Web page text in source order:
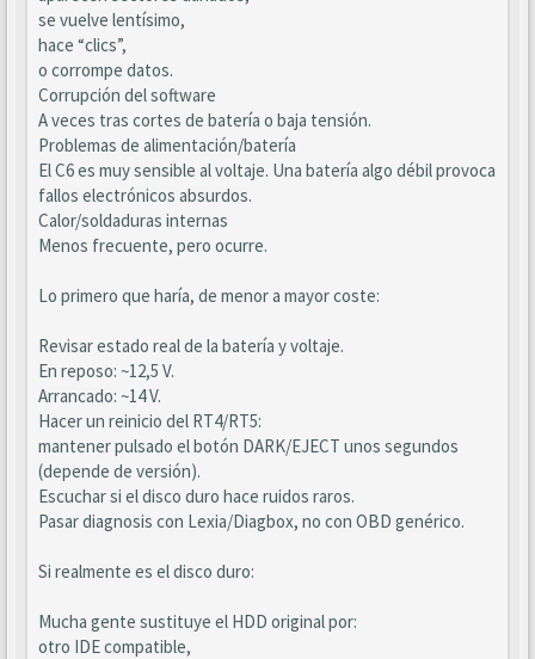
se vuelve lentísimo,
hace “clics”,
o corrompe datos.
Corrupción del software
A veces tras cortes de batería o baja tensión.
Problemas de alimentación/batería
El C6 es muy sensible al voltaje. Una batería algo débil provoca
fallos electrónicos absurdos.
Calor/soldaduras internas
Menos frecuente, pero ocurre.
Lo primero que haría, de menor a mayor coste:
Revisar estado real de la batería y voltaje.
En reposo: ~12,5 V.
Arrancado: ~14 V.
Hacer un reinicio del RT4/RT5:
mantener pulsado el botón DARK/EJECT unos segundos
(depende de versión).
Escuchar si el disco duro hace ruidos raros.
Pasar diagnosis con Lexia/Diagbox, no con OBD genérico.
Si realmente es el disco duro:
Mucha gente sustituye el HDD original por:
otro IDE compatible,